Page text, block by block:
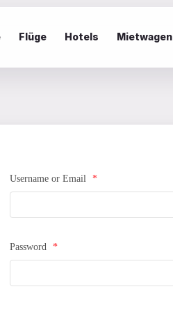
Flüge Hotels Mietwagen
Username or Email *
Password *